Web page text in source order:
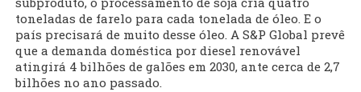
toneladas de farelo para cada tonelada de óleo. E o
país precisará de muito desse óleo. A S&P Global prevê
que a demanda doméstica por diesel renovável
atingirá 4 bilhões de galões em 2030, ante cerca de 2,7
bilhões no ano passado.